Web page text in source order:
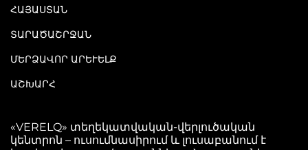
ՀԱՅԱՍՏԱՆ
ՏԱՐԱԾԱՇՐՋԱՆ
ՄԵՐՁԱՎՈՐ ԱՐԵՒԵԼՔ
ԱՇԽԱՐՀ
«VERELQ» տեղեկատվական-վերլուծական
կենտրոն – ուսումնասիրում և լուսաբանում է